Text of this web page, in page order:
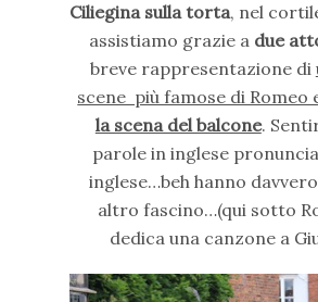
Ciliegina sulla torta, nel
assistiamo grazie a due
breve rappresentazione di
scene più famose di Romeo
la scena del balcone.
parole in inglese
inglese…beh hanno
altro fascino…(qui sotto
dedica una canzone a